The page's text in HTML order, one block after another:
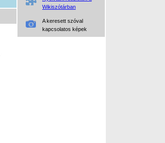
Wikiszótárban
A keresett szóval
kapcsolatos képek